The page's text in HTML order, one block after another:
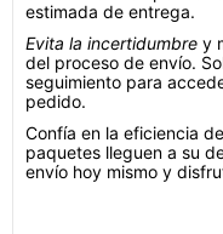
estimada de entrega.
Evita la incertidumbre y
del proceso de envío.
seguimiento para
pedido.
Confía en la eficiencia
paquetes lleguen a su
envío hoy mismo y